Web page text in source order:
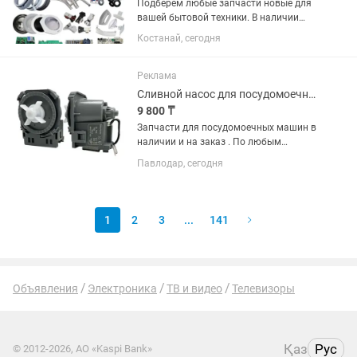
Подберем любые запчасти новые для
вашей бытовой техники. В наличии
большой выбор деталей для
водонагревателей, стиральных машин
машин, электро мясорубок, электро...
Костанай, сегодня
Реклама
Сливной насос для посудомоечной машины
9 800 ₸
Запчасти для посудомоечных машин в
наличии и на заказ . По любым
обращайтесь!
Павлодар, сегодня
1 2 3 ... 141
Объявления Электроника ТВ и видео Телевизоры
© 2012-2026, АО «Kaspi Bank» Қаз Рус